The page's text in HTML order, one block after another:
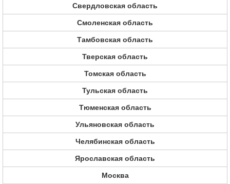
Свердловская область
Смоленская область
Тамбовская область
Тверская область
Томская область
Тульская область
Тюменская область
Ульяновская область
Челябинская область
Ярославская область
Москва